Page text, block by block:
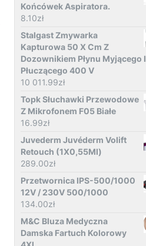
Końcówek Aspiratora.
8.10zł
Stalgast Zmywarka
Kapturowa 50 X Cm Z
Dozownikiem Płynu Myjącego I
Płuczącego 400 V
10 011.99zł
Topk Słuchawki Przewodowe
Z Mikrofonem F05 Białe
16.99zł
Juvederm Juvéderm Volift
Retouch (1X0,55Ml)
289.00zł
Przetwornica IPS-500/1000
12V / 230V 500/1000
134.00zł
M&C Bluza Medyczna
Damska Fartuch Kolorowy